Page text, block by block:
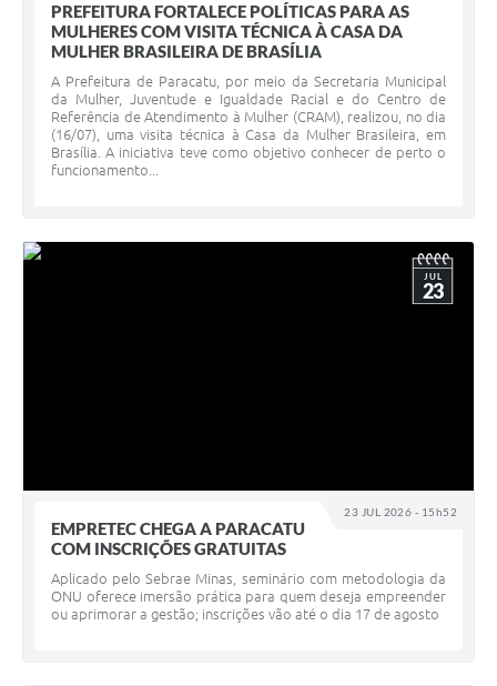
PREFEITURA FORTALECE POLÍTICAS PARA AS
MULHERES COM VISITA TÉCNICA À CASA DA
MULHER BRASILEIRA DE BRASÍLIA
A Prefeitura de Paracatu, por meio da Secretaria Municipal
da Mulher, Juventude e Igualdade Racial e do Centro de
Referência de Atendimento à Mulher (CRAM), realizou, no dia
(16/07), uma visita técnica à Casa da Mulher Brasileira, em
Brasília. A iniciativa teve como objetivo conhecer de perto o
funcionamento...
23 JUL 2026 - 15h52
JUL
23
EMPRETEC CHEGA A PARACATU
COM INSCRIÇÕES GRATUITAS
Aplicado pelo Sebrae Minas, seminário com metodologia da
ONU oferece imersão prática para quem deseja empreender
ou aprimorar a gestão; inscrições vão até o dia 17 de agosto